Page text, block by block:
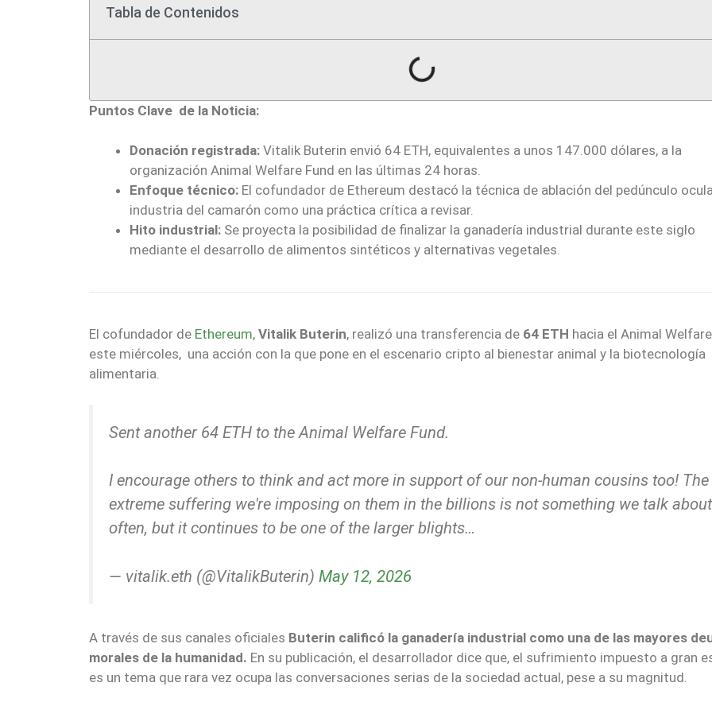
Tabla de Contenidos
Puntos Clave de la Noticia:
Donación registrada: Vitalik Buterin envió 64 ETH, equivalentes a unos 147.000 dólares, a la
organización Animal Welfare Fund en las últimas 24 horas.
Enfoque técnico: El cofundador de Ethereum destacó la técnica de ablación del pedúnculo
industria del camarón como una práctica crítica a revisar.
Hito industrial: Se proyecta la posibilidad de finalizar la ganadería industrial durante este siglo
mediante el desarrollo de alimentos sintéticos y alternativas vegetales.
El cofundador de Ethereum, Vitalik Buterin, realizó una transferencia de 64 ETH hacia el Animal
este miércoles, una acción con la que pone en el escenario cripto al bienestar animal y la biotecnología
alimentaria.
Sent another 64 ETH to the Animal Welfare Fund.
I encourage others to think and act more in support of our non-human cousins too! The
extreme suffering we're imposing on them in the billions is not something we talk about
often, but it continues to be one of the larger blights…
— vitalik.eth (@VitalikButerin) May 12, 2026
A través de sus canales oficiales Buterin calificó la ganadería industrial como una de las mayores
morales de la humanidad. En su publicación, el desarrollador dice que, el sufrimiento impuesto a gran
es un tema que rara vez ocupa las conversaciones serias de la sociedad actual, pese a su magnitud.